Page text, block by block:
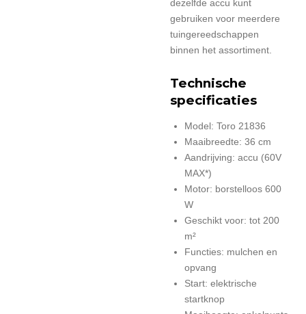
dezelfde accu kunt
gebruiken voor meerdere
tuingereedschappen
binnen het assortiment.
Technische
specificaties
Model: Toro 21836
Maaibreedte: 36 cm
Aandrijving: accu (60V
MAX*)
Motor: borstelloos 600
W
Geschikt voor: tot 200
m²
Functies: mulchen en
opvang
Start: elektrische
startknop